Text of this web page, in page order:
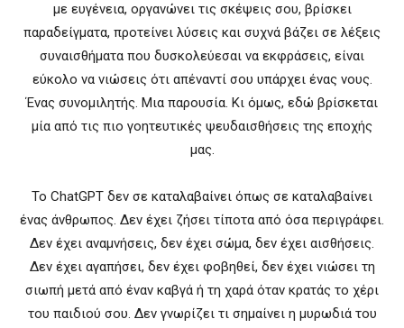
με ευγένεια, οργανώνει τις σκέψεις σου, βρίσκει
παραδείγματα, προτείνει λύσεις και συχνά βάζει σε λέξεις
συναισθήματα που δυσκολεύεσαι να εκφράσεις, είναι
εύκολο να νιώσεις ότι απέναντί σου υπάρχει ένας νους.
Ένας συνομιλητής. Μια παρουσία. Κι όμως, εδώ βρίσκεται
μία από τις πιο γοητευτικές ψευδαισθήσεις της εποχής
μας.
Το ChatGPT δεν σε καταλαβαίνει όπως σε καταλαβαίνει
ένας άνθρωπος. Δεν έχει ζήσει τίποτα από όσα περιγράφει.
Δεν έχει αναμνήσεις, δεν έχει σώμα, δεν έχει αισθήσεις.
Δεν έχει αγαπήσει, δεν έχει φοβηθεί, δεν έχει νιώσει τη
σιωπή μετά από έναν καβγά ή τη χαρά όταν κρατάς το χέρι
του παιδιού σου. Δεν γνωρίζει τι σημαίνει η μυρωδιά του